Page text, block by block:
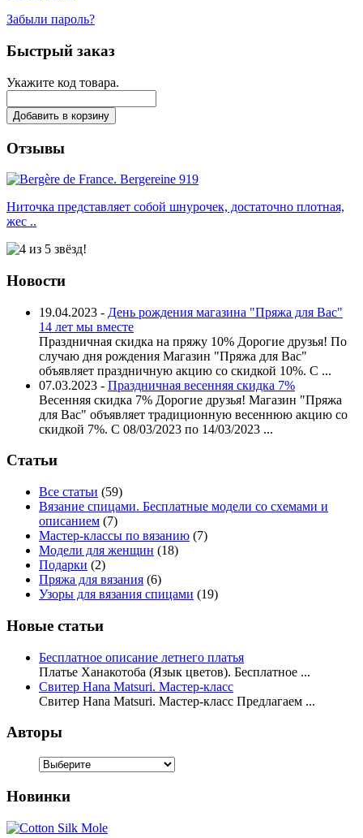
Забыли пароль?
Быстрый заказ
Укажите код товара.
Добавить в корзину
Отзывы
Ниточка представляет собой шнурочек, достаточно плотная,
жес ..
Новости
19.04.2023 - День рождения магазина "Пряжа для Вас"
14 лет мы вместе
Праздничная скидка на пряжу 10% Дорогие друзья! По
случаю дня рождения Магазин "Пряжа для Вас"
объявляет праздничную акцию со скидкой 10%. С ...
07.03.2023 - Праздничная весенняя скидка 7%
Весенняя скидка 7% Дорогие друзья! Магазин "Пряжа
для Вас" объявляет традиционную весеннюю акцию со
скидкой 7%. С 08/03/2023 по 14/03/2023 ...
Статьи
Все статьи (59)
Вязание спицами. Бесплатные модели со схемами и
описанием (7)
Мастер-классы по вязанию (7)
Модели для женщин (18)
Подарки (2)
Пряжа для вязания (6)
Узоры для вязания спицами (19)
Новые статьи
Бесплатное описание летнего платья
Платье Ханакотоба (Язык цветов). Бесплатное ...
Свитер Hana Matsuri. Мастер-класс
Свитер Hana Matsuri. Мастер-класс Предлагаем ...
Авторы
Новинки